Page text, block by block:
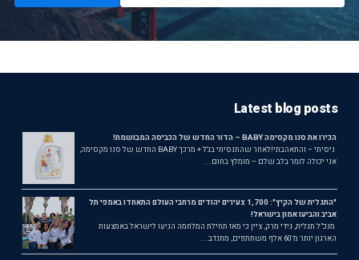
Latest blog posts
הכירו את סנו מקסימה BABY – הדור החדש של הכביסה המבושמת!
ניסיתי – והתאהבתי!לאחר שהתנסיתי בג'ל + מרכך BABY החדש של סנו מקסימה,
אני יכולה לומר בלב שלם – מומלץ בחום...
"התגלית של הקיץ": 1,700 צעירים יהודים מרחבי העולם התאחדו באמפי תל
אביב והביעו אמון בישראל!
מנכ"ל תגלית, גידי מרק, ציין כי מאז תחילת המלחמה הגיעו לישראל באמצעות
הארגון יותר מ־60 אלף משתתפים, מתנדב...